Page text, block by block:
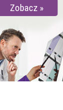
Zobacz